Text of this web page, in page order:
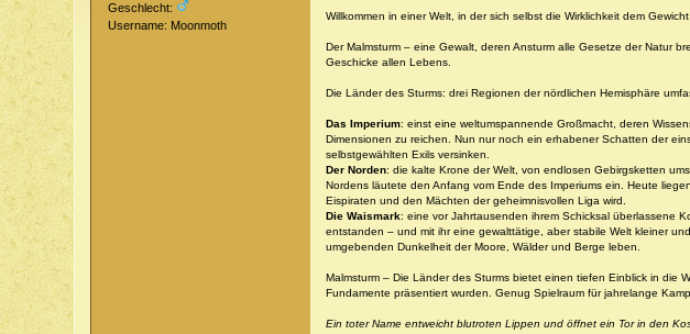
Geschlecht:
Username: Moonmoth
Willkommen in einer Welt, in der sich selbst die Wirklichkeit dem
Der Malmsturm – eine Gewalt, deren Ansturm alle Gesetze der Natur
Geschicke allen Lebens.
Die Länder des Sturms: drei Regionen der nördlichen Hemisphäre
Das Imperium: einst eine weltumspannende Großmacht, deren
Dimensionen zu reichen. Nun nur noch ein erhabener Schatten der
selbstgewählten Exils versinken.
Der Norden: die kalte Krone der Welt, von endlosen Gebirgsketten
Nordens läutete den Anfang vom Ende des Imperiums ein. Heute
Eispiraten und den Mächten der geheimnisvollen Liga wird.
Die Waismark: eine vor Jahrtausenden ihrem Schicksal überlassene
entstanden – und mit ihr eine gewalttätige, aber stabile Welt kleiner
umgebenden Dunkelheit der Moore, Wälder und Berge leben.
Malmsturm – Die Länder des Sturms bietet einen tiefen Einblick in die
Fundamente präsentiert wurden. Genug Spielraum für jahrelange
Ein toter Name entweicht blutroten Lippen und öffnet ein Tor in den